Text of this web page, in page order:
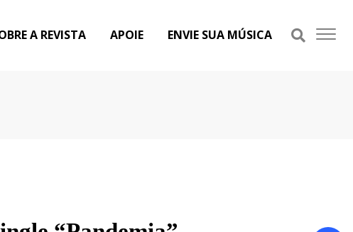
A REVISTA APOIE ENVIE SUA MÚSICA